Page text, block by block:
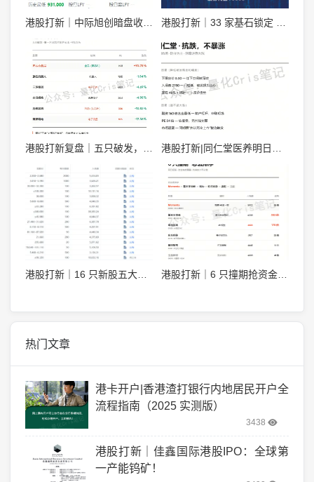
港股打新｜中际旭创暗盘收 971，明天开盘看什么？
港股打新复盘｜五只破发，只有齐云山炸了 +93% 港股打新|同仁堂医养明日暗盘，涨势如何呢？
港股打新｜16 只新股五大段位，最终模拟申购排序 港股打新｜6 只撞期抢资金，Momenta，基本半导体，瑞为技术怎么打？
热门文章
港卡开户|香港渣打银行内地居民开户全
流程指南（2025 实测版）
3438
港股打新｜佳鑫国际港股IPO：全球第
一产能钨矿！